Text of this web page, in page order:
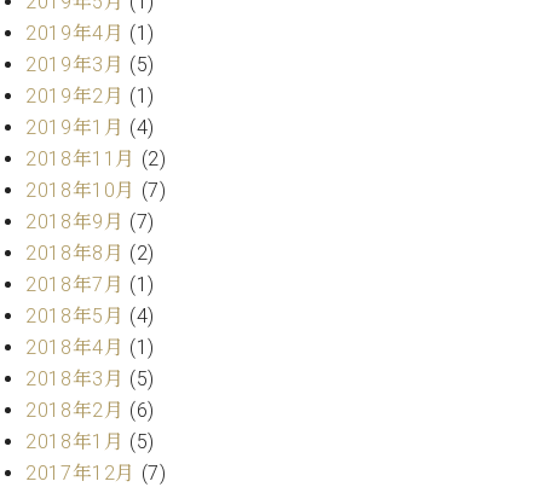
シ
ョ
ナ
ル
W.
ホ
フ
マ
ン
ト
ラ
デ
ィ
シ
ョ
ン
：
八
王
子
・
技
術
営
業
セ
タ
ー
ス
タ
ッ
フ
2019年4月 (1)
2019年3月 (5)
2019年2月 (1)
2019年1月 (4)
2018年11月 (2)
2018年10月 (7)
2018年9月 (7)
2018年8月 (2)
2018年7月 (1)
2018年5月 (4)
2018年4月 (1)
2018年3月 (5)
2018年2月 (6)
2018年1月 (5)
2017年12月 (7)